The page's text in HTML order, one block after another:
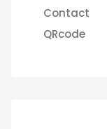
Contact
QRcode